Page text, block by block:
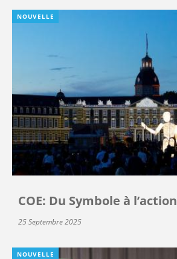
NOUVELLE
COE: Du Symbole à l’action
25 Septembre 2025
NOUVELLE